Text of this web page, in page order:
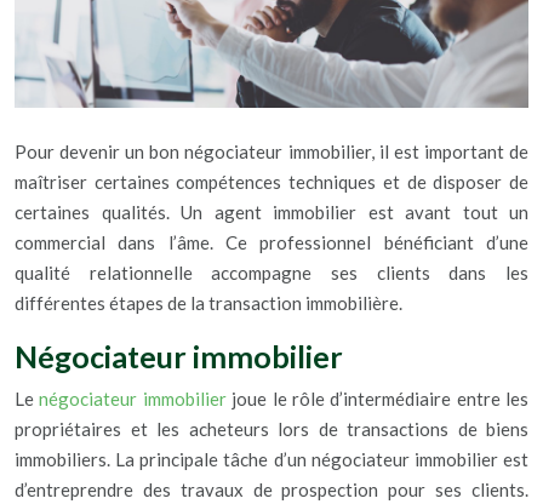
Pour devenir un bon négociateur immobilier, il est important de
maîtriser certaines compétences techniques et de disposer de
certaines qualités. Un agent immobilier est avant tout un
commercial dans l’âme. Ce professionnel bénéficiant d’une
qualité relationnelle accompagne ses clients dans les
différentes étapes de la transaction immobilière.
Négociateur immobilier
Lenégociateur immobilierjoue le rôle d’intermédiaire entre les
propriétaires et les acheteurs lors de transactions de biens
immobiliers. La principale tâche d’un négociateur immobilier est
d’entreprendre des travaux de prospection pour ses clients.